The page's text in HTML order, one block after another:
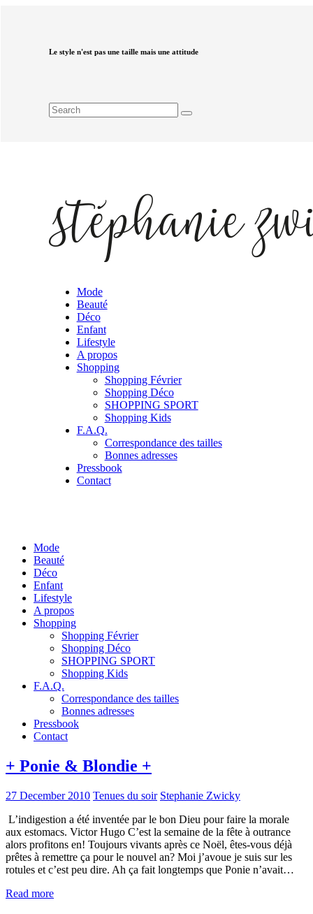
Le style n'est pas une taille mais une attitude
Mode
Beauté
Déco
Enfant
Lifestyle
A propos
Shopping
Shopping Février
Shopping Déco
SHOPPING SPORT
Shopping Kids
F.A.Q.
Correspondance des tailles
Bonnes adresses
Pressbook
Contact
Mode
Beauté
Déco
Enfant
Lifestyle
A propos
Shopping
Shopping Février
Shopping Déco
SHOPPING SPORT
Shopping Kids
F.A.Q.
Correspondance des tailles
Bonnes adresses
Pressbook
Contact
+ Ponie & Blondie +
27 December 2010 Tenues du soir Stephanie Zwicky
L’indigestion a été inventée par le bon Dieu pour faire la morale
aux estomacs. Victor Hugo C’est la semaine de la fête à outrance
alors profitons en! Toujours vivants après ce Noël, êtes-vous déjà
prêtes à remettre ça pour le nouvel an? Moi j’avoue je suis sur les
rotules et c’est peu dire. Ah ça fait longtemps que Ponie n’avait…
Read more